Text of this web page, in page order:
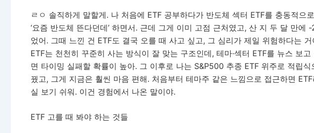
ㄹㅇ 솔직하게 말할게. 나 처음에 ETF 공부하다가 반도체 섹터 ETF를 충동적으
‘요즘 반도체 뜬다던데’ 하면서. 근데 그게 이미 고점 근처였고, 산 지 두 달 만에 -
었어. 그때 느낀 건 ETF도 결국 오를 때 사고 싶고, 그 심리가 제일 위험하다는 거
ETF는 천천히 꾸준히 사는 방식이 잘 맞는 구조인데, 테마·섹터 ETF를 뉴스 보고
면 타이밍 실패할 확률이 높아. 그 이후로 나는 S&P500 추종 ETF 위주로 적립식
꿨고, 그게 지금은 훨씬 마음 편해. 처음부터 테마주 같은 느낌으로 접근하면
실 보기 쉬워. 이건 경험에서 나온 말이야.
ETF 고를 때 봐야 하는 것들